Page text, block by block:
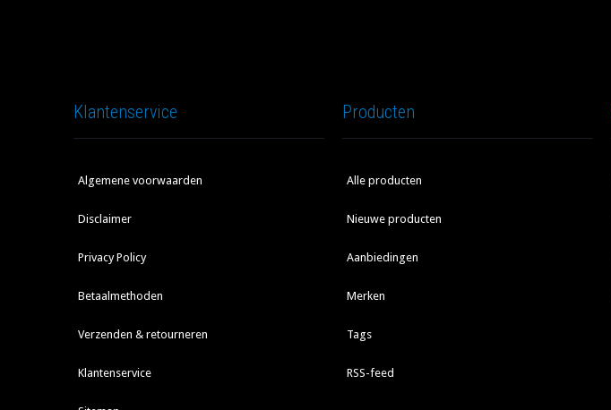
Klantenservice
Algemene voorwaarden
Disclaimer
Privacy Policy
Betaalmethoden
Verzenden & retourneren
Klantenservice
Producten
Alle producten
Nieuwe producten
Aanbiedingen
Merken
Tags
RSS-feed